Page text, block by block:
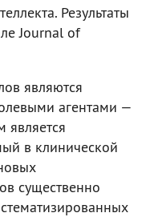
Результаты
Journal of
являются
агентами —
в клинической
существенно